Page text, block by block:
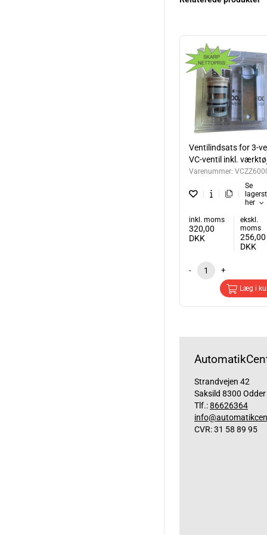
Ventilindsats for 3-
VC-ventil inkl.
Varenummer:
Se
her
inkl. moms
320,00
DKK
ekskl.
moms
256,00
DKK
- +
Læg i
Strandvejen 42
Saksild 8300 Odder
Tlf.:86626364
CVR: 31 58 89 95